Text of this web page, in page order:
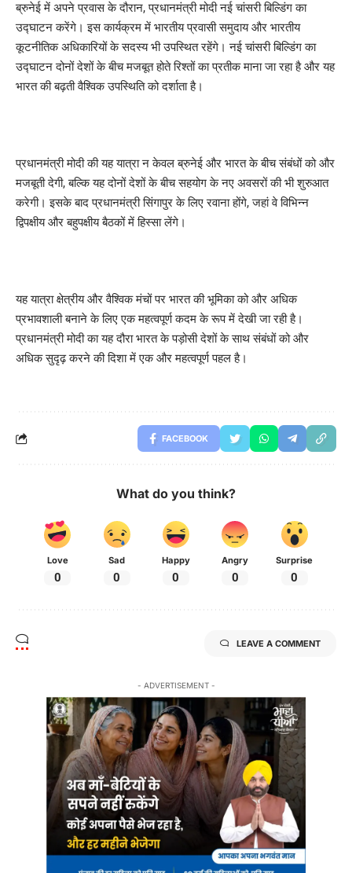
ब्रुनेई में अपने प्रवास के दौरान, प्रधानमंत्री मोदी नई चांसरी बिल्डिंग का
उद्घाटन करेंगे। इस कार्यक्रम में भारतीय प्रवासी समुदाय और भारतीय
कूटनीतिक अधिकारियों के सदस्य भी उपस्थित रहेंगे। नई चांसरी बिल्डिंग का
उद्घाटन दोनों देशों के बीच मजबूत होते रिश्तों का प्रतीक माना जा रहा है और यह
भारत की बढ़ती वैश्विक उपस्थिति को दर्शाता है।
प्रधानमंत्री मोदी की यह यात्रा न केवल ब्रुनेई और भारत के बीच संबंधों को और
मजबूती देगी, बल्कि यह दोनों देशों के बीच सहयोग के नए अवसरों की भी शुरुआत
करेगी। इसके बाद प्रधानमंत्री सिंगापुर के लिए रवाना होंगे, जहां वे विभिन्न
द्विपक्षीय और बहुपक्षीय बैठकों में हिस्सा लेंगे।
यह यात्रा क्षेत्रीय और वैश्विक मंचों पर भारत की भूमिका को और अधिक
प्रभावशाली बनाने के लिए एक महत्वपूर्ण कदम के रूप में देखी जा रही है।
प्रधानमंत्री मोदी का यह दौरा भारत के पड़ोसी देशों के साथ संबंधों को और
अधिक सुदृढ़ करने की दिशा में एक और महत्वपूर्ण पहल है।
FACEBOOK
What do you think?
Love
0
Sad
0
Happy
0
Angry
0
Surprise
0
LEAVE A COMMENT
- ADVERTISEMENT -